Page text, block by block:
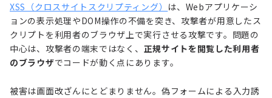
XSS（クロスサイトスクリプティング） は、Webアプリケーシ
ョンの表示処理やDOM操作の不備を突き、攻撃者が用意したス
クリプトを利用者のブラウザ上で実行させる攻撃です。問題の
中心は、攻撃者の端末ではなく、 正規サイトを閲覧した利用者
のブラウザでコードが動く点にあります。
被害は画面改ざんにとどまりません。偽フォームによる入力誘